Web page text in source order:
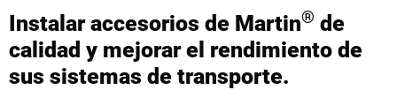
Instalar accesorios de Martin® de
calidad y mejorar el rendimiento de
sus sistemas de transporte.